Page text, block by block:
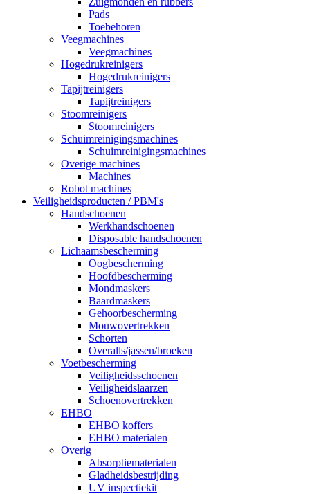
Pads
Toebehoren
Veegmachines
Veegmachines
Hogedrukreinigers
Hogedrukreinigers
Tapijtreinigers
Tapijtreinigers
Stoomreinigers
Stoomreinigers
Schuimreinigingsmachines
Schuimreinigingsmachines
Overige machines
Machines
Robot machines
Veiligheidsproducten / PBM's
Handschoenen
Werkhandschoenen
Disposable handschoenen
Lichaamsbescherming
Oogbescherming
Hoofdbescherming
Mondmaskers
Baardmaskers
Gehoorbescherming
Mouwovertrekken
Schorten
Overalls/jassen/broeken
Voetbescherming
Veiligheidsschoenen
Veiligheidslaarzen
Schoenovertrekken
EHBO
EHBO koffers
EHBO materialen
Overig
Absorptiematerialen
Gladheidsbestrijding
UV inspectiekit